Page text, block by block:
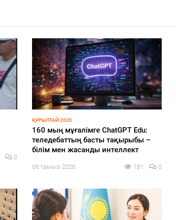
0
ҚҰРЫЛТАЙ-2026
160 мың мұғалімге ChatGPT Edu:
теледебаттың басты тақырыбы –
білім мен жасанды интеллект
06 тамыз 2026 181 0